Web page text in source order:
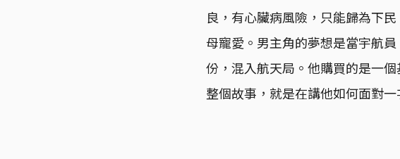
良，有心臟病風險，只能歸為下
母寵愛。男主角的夢想是當宇航
份，混入航天局。他購買的是一
整個故事，就是在講他如何面對